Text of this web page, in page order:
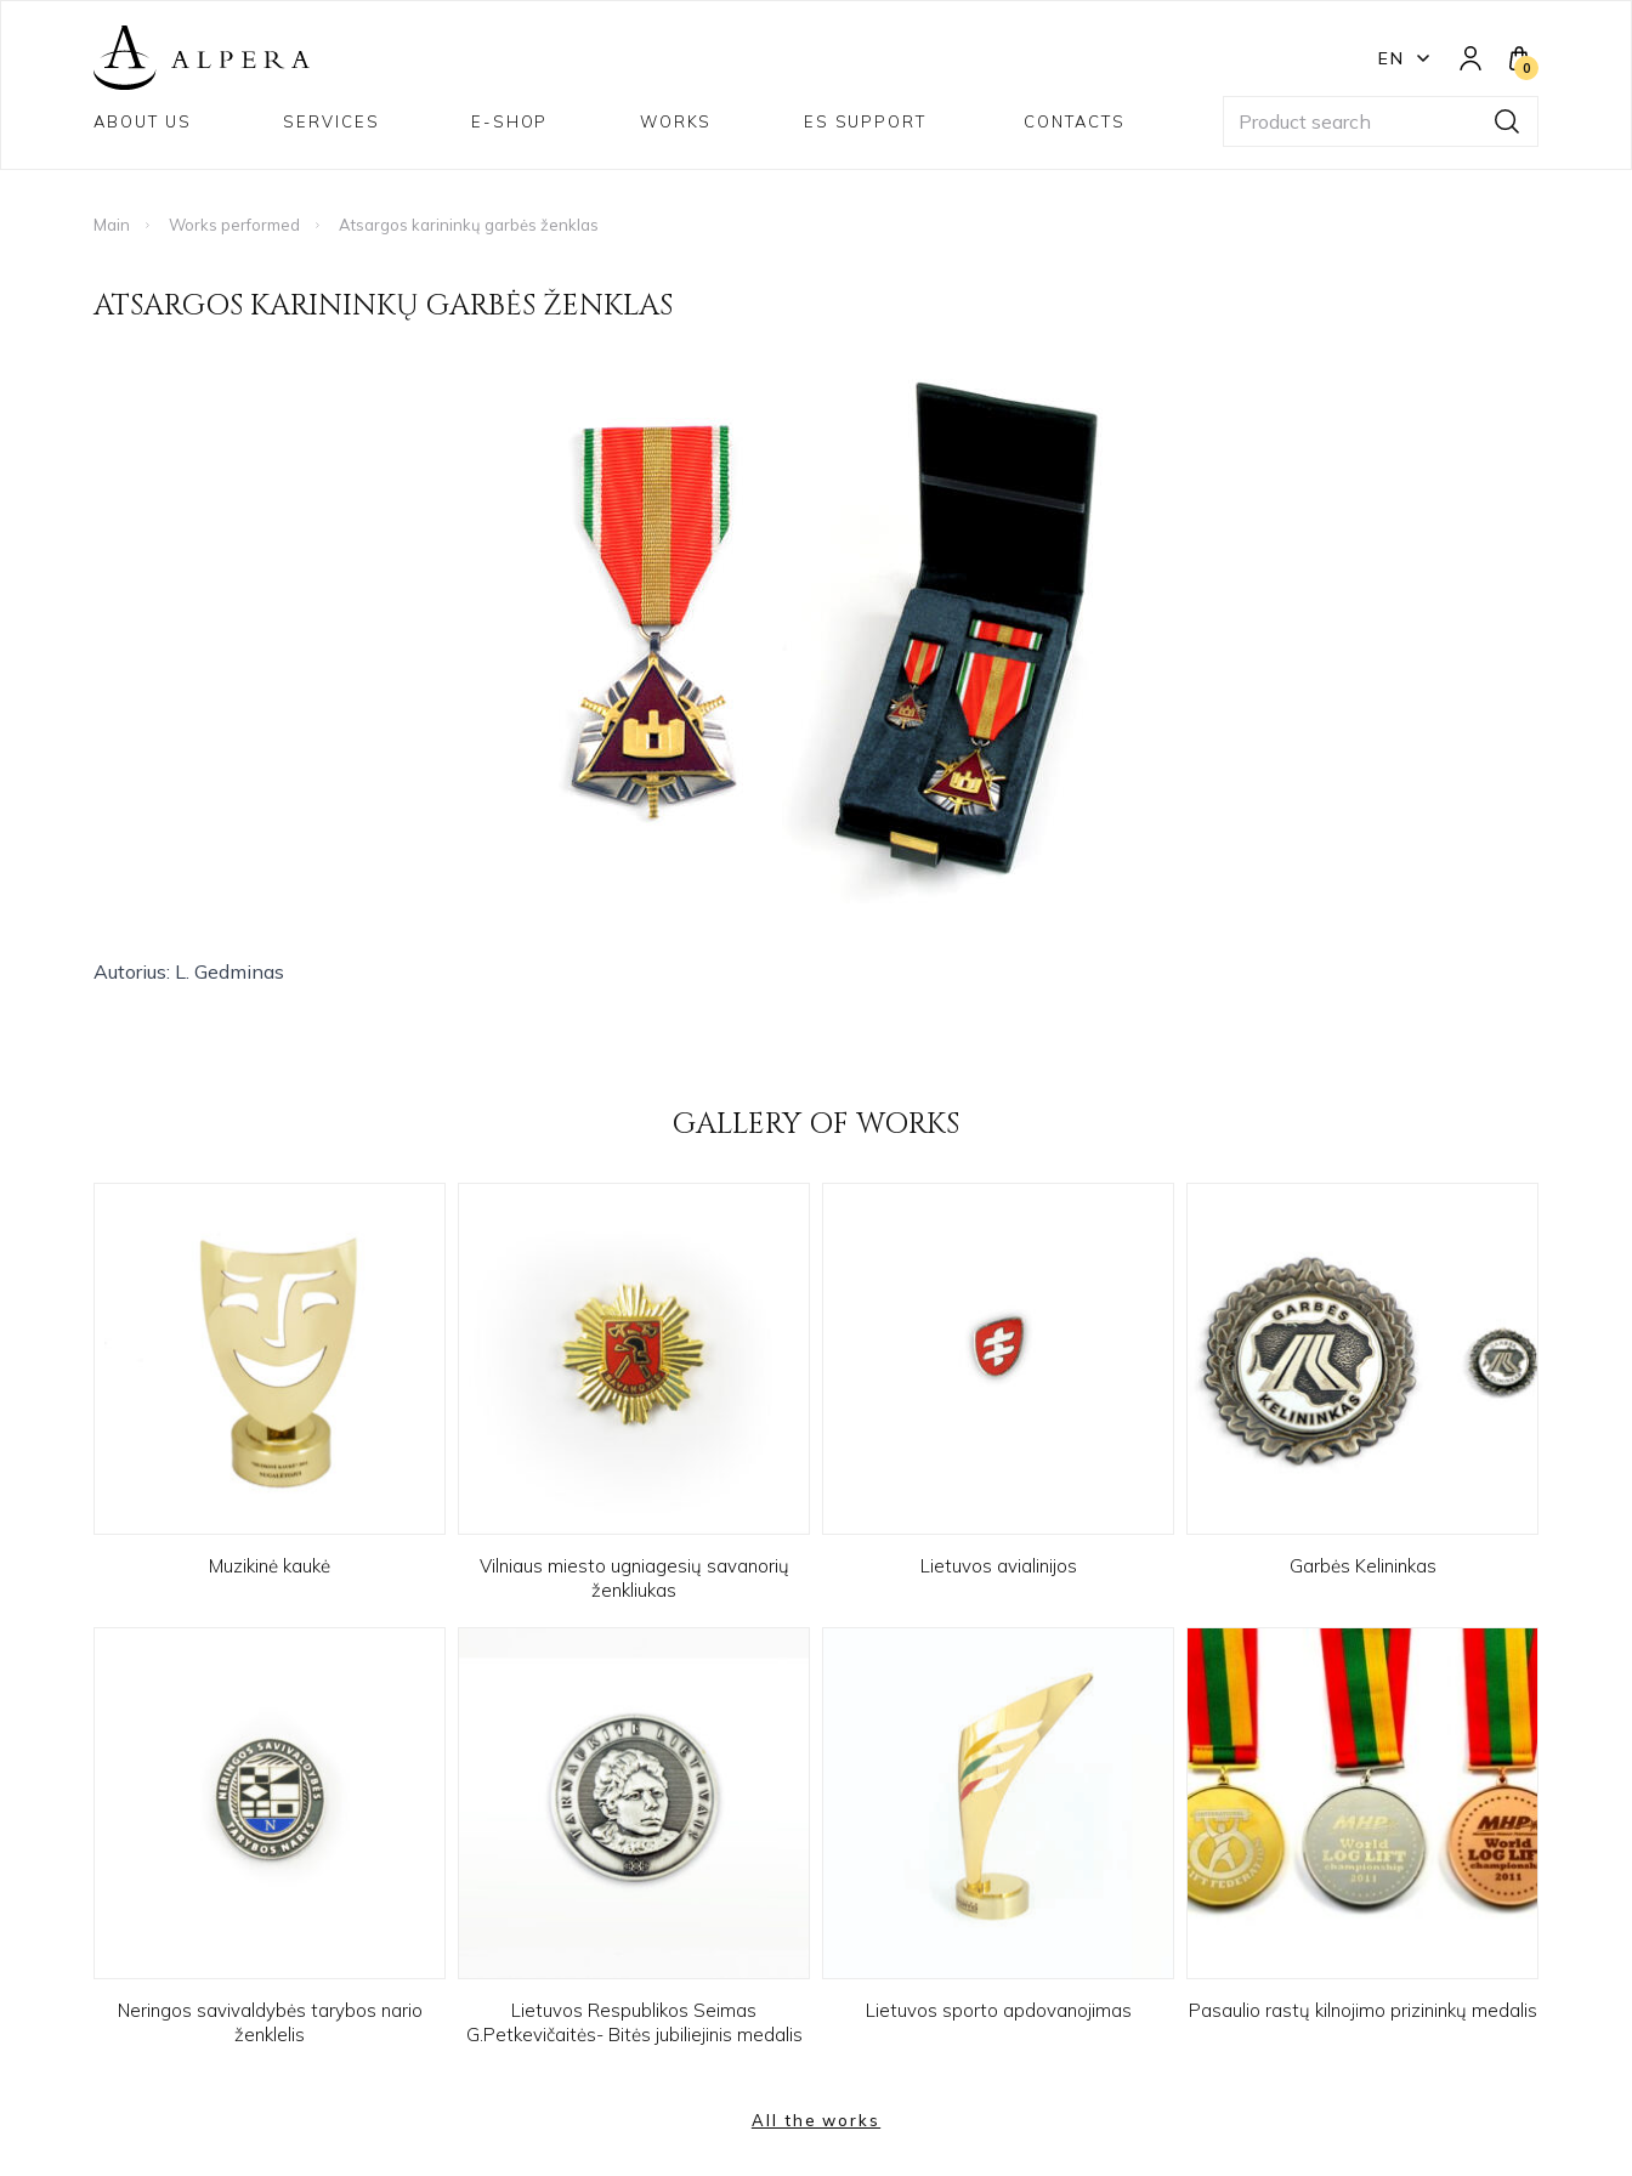
EN 0
ABOUT US SERVICES E-SHOP WORKS ES SUPPORT CONTACTS
Main Works performed Atsargos karininkų garbės ženklas
ATSARGOS KARININKŲ GARBĖS ŽENKLAS
Autorius: L. Gedminas
GALLERY OF WORKS
Muzikinė kaukė
Vilniaus miesto ugniagesių savanorių
ženkliukas
Lietuvos avialinijos Garbės Kelininkas
Neringos savivaldybės tarybos nario
ženklelis
Lietuvos Respublikos Seimas
G.Petkevičaitės- Bitės jubiliejinis medalis
Lietuvos sporto apdovanojimas Pasaulio rastų kilnojimo prizininkų medalis
All the works